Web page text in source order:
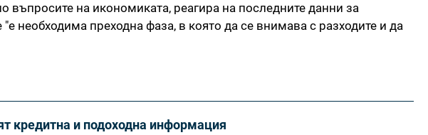
на икономиката, реагира на последните данни за
необходима преходна фаза, в която да се внимава с разходите и да
кредитна и подоходна информация